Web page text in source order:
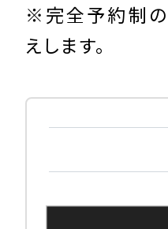
※完全予約制の
えします。